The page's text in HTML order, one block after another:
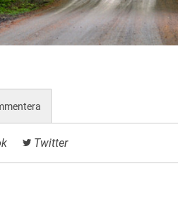
Twitter